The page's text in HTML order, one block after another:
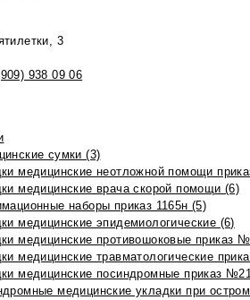
3
938 09 06
сумки (3)
медицинские неотложной помощи
медицинские врача скорой помощи (6)
наборы приказ 1165н (5)
медицинские эпидемиологические (6)
медицинские противошоковые приказ
медицинские травматологические
медицинские посиндромные приказ
медицинские укладки при